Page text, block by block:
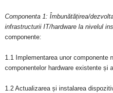
Componenta 1: Îmbunătățirea/
infrastructurii IT/hardware la nivelul
componente:
1.1 Implementarea unor componente
componentelor hardware existente și
1.2 Actualizarea și instalarea